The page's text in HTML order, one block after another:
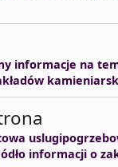
informacje na
informacji o